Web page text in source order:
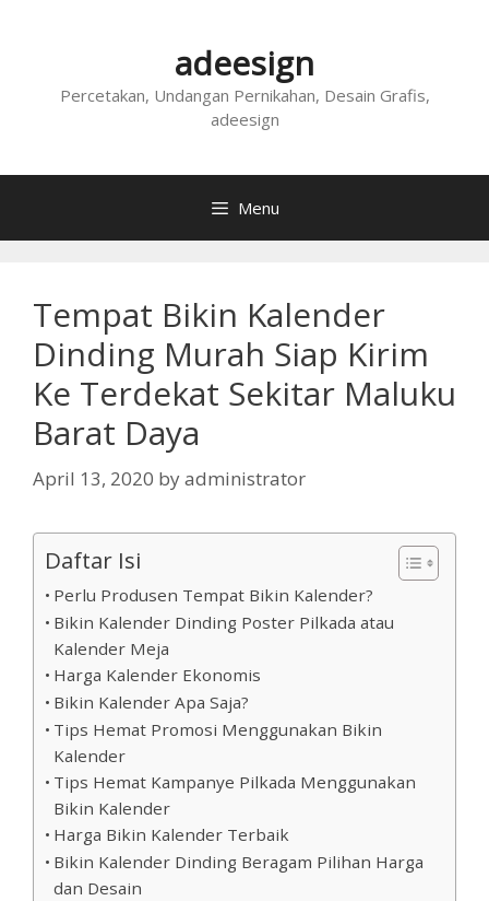
adeesign
Percetakan, Undangan Pernikahan, Desain Grafis,
adeesign
Menu
Tempat Bikin Kalender
Dinding Murah Siap Kirim
Ke Terdekat Sekitar Maluku
Barat Daya
April 13, 2020 byadministrator
Daftar Isi
Perlu Produsen Tempat Bikin Kalender?
Bikin Kalender Dinding Poster Pilkada atau
Kalender Meja
Harga Kalender Ekonomis
Bikin Kalender Apa Saja?
Tips Hemat Promosi Menggunakan Bikin
Kalender
Tips Hemat Kampanye Pilkada Menggunakan
Bikin Kalender
Harga Bikin Kalender Terbaik
Bikin Kalender Dinding Beragam Pilihan Harga
dan Desain